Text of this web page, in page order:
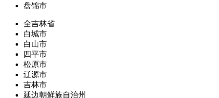
盘锦市
全吉林省
白城市
白山市
四平市
松原市
辽源市
吉林市
延边朝鲜族自治州